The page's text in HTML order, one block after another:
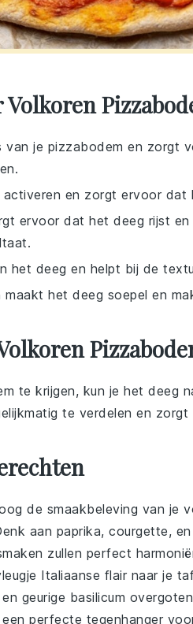
van je pizzabodem en zorgt
en zorgt ervoor dat
ervoor dat het deeg rijst
het deeg en helpt bij de
het deeg soepel en
te krijgen, kun je het deeg
te verdelen en
de smaakbeleving van je
aan paprika, courgette, en
zullen perfect
Italiaanse flair naar je
en geurige basilicum
perfecte tegenhanger